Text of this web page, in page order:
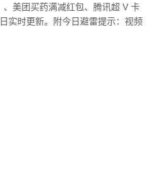
美团买药满减红包、腾讯超 V 卡
实时更新。附今日避雷提示：视频